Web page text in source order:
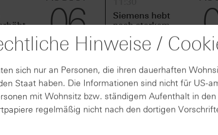
06
Siemens hebt
nach starkem
dritten Quartal
den
Ergebnisausblick
an
100 Milliarden Dollar. Der Nettogewinn stieg um
legte die Aktie nachbörslich um etwa 7 Prozent zu.
Hinweise /
sich nur an Personen, die ihren dauerhaften
Staat haben. Die Informationen sind nicht für US-
mit Wohnsitz bzw. ständigem Aufenthalt in
regelmäßig nicht nach den dortigen